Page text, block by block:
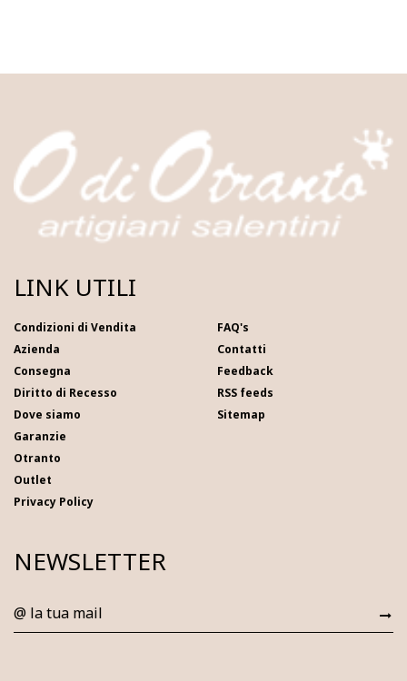
LINK UTILI
Condizioni di Vendita
Azienda
Consegna
Diritto di Recesso
Dove siamo
Garanzie
Otranto
Outlet
Privacy Policy
FAQ's
Contatti
Feedback
RSS feeds
Sitemap
NEWSLETTER